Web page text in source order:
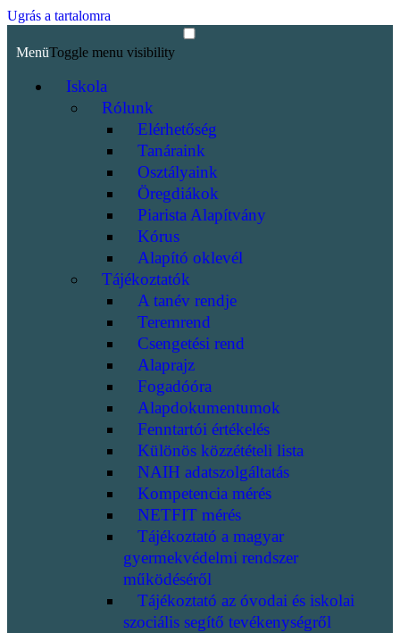
Ugrás a tartalomra
MenüToggle menu visibility
Iskola
Rólunk
Elérhetőség
Tanáraink
Osztályaink
Öregdiákok
Piarista Alapítvány
Kórus
Alapító oklevél
Tájékoztatók
A tanév rendje
Teremrend
Csengetési rend
Alaprajz
Fogadóóra
Alapdokumentumok
Fenntartói értékelés
Különös közzétételi lista
NAIH adatszolgáltatás
Kompetencia mérés
NETFIT mérés
Tájékoztató a magyar
gyermekvédelmi rendszer
működéséről
Tájékoztató az óvodai és iskolai
szociális segítő tevékenységről